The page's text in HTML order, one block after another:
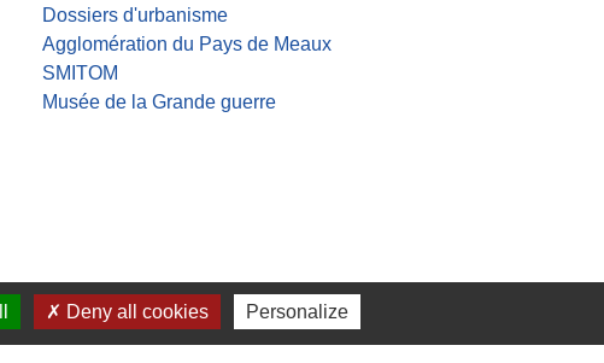
Dossiers d'urbanisme
Agglomération du Pays de Meaux
SMITOM
Musée de la Grande guerre
Deny all cookies Personalize